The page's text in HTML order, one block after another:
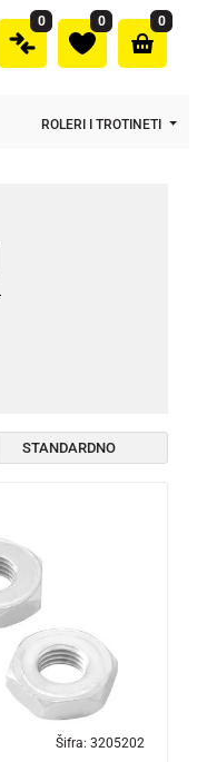
0 0 0
ROLERI I TROTINETI
Šifra: 3205202